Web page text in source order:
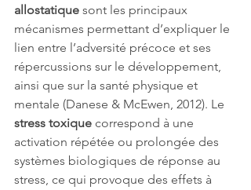
allostatique sont les principaux
mécanismes permettant d’expliquer le
lien entre l’adversité précoce et ses
répercussions sur le développement,
ainsi que sur la santé physique et
mentale (Danese & McEwen, 2012). Le
stress toxique correspond à une
activation répétée ou prolongée des
systèmes biologiques de réponse au
stress, ce qui provoque des effets à